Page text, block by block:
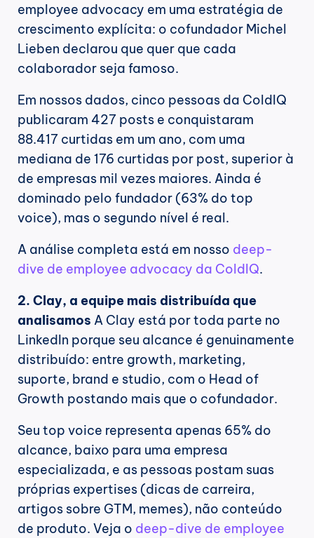
employee advocacy em uma estratégia de
crescimento explícita: o cofundador Michel
Lieben declarou que quer que cada
colaborador seja famoso.
Em nossos dados, cinco pessoas da ColdIQ
publicaram 427 posts e conquistaram
88.417 curtidas em um ano, com uma
mediana de 176 curtidas por post, superior à
de empresas mil vezes maiores. Ainda é
dominado pelo fundador (63% do top
voice), mas o segundo nível é real.
A análise completa está em nosso deep-
dive de employee advocacy da ColdIQ.
2. Clay, a equipe mais distribuída que
analisamos A Clay está por toda parte no
LinkedIn porque seu alcance é genuinamente
distribuído: entre growth, marketing,
suporte, brand e studio, com o Head of
Growth postando mais que o cofundador.
Seu top voice representa apenas 65% do
alcance, baixo para uma empresa
especializada, e as pessoas postam suas
próprias expertises (dicas de carreira,
artigos sobre GTM, memes), não conteúdo
de produto. Veja o deep-dive de employee